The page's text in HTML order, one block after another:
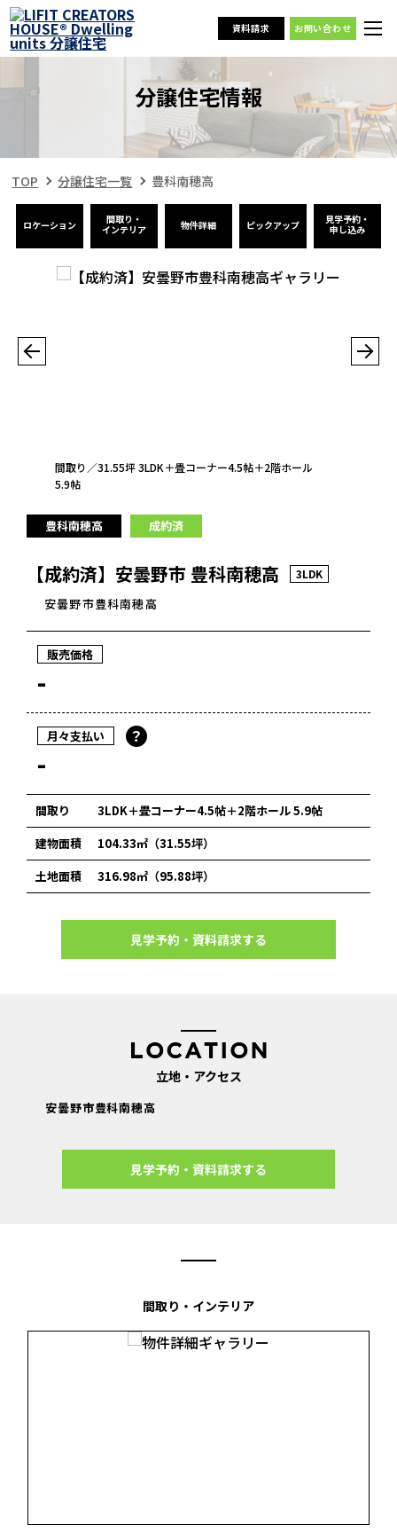
資料請求 お問い合わせ
分譲住宅情報
TOP 分譲住宅一覧 豊科南穂高
ロケーション
間取り・
インテリア
物件詳細 ピックアップ
見学予約・
申し込み
間取り／31.55坪 3LDK＋畳コーナー4.5帖＋2階ホール
5.9帖
豊科南穂高 成約済
【成約済】安曇野市 豊科南穂高 3LDK
安曇野市豊科南穂高
販売価格
-
月々支払い ？
-
間取り
3LDK＋畳コーナー4.5帖＋2階ホール 5.9帖
建物面積
104.33㎡（31.55坪）
土地面積
316.98㎡（95.88坪）
見学予約・資料請求する
立地・アクセス
安曇野市豊科南穂高
見学予約・資料請求する
間取り・インテリア